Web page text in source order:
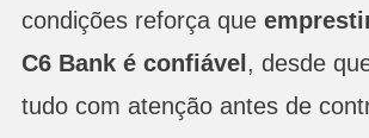
condições reforça que
C6 Bank é confiável, desde
tudo com atenção antes de